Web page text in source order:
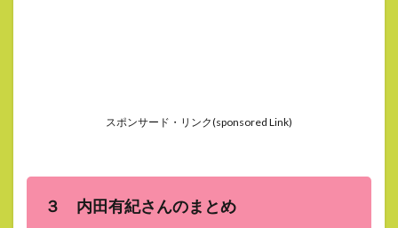
スポンサード・リンク(sponsored Link)
３ 内田有紀さんのまとめ